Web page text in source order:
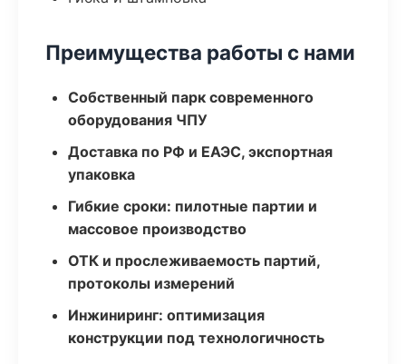
Преимущества работы с нами
Собственный парк современного
оборудования ЧПУ
Доставка по РФ и ЕАЭС, экспортная
упаковка
Гибкие сроки: пилотные партии и
массовое производство
ОТК и прослеживаемость партий,
протоколы измерений
Инжиниринг: оптимизация
конструкции под технологичность